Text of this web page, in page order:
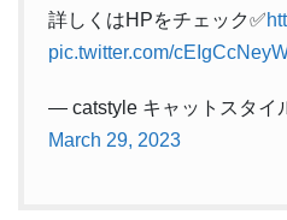
詳しくはHPをチェック✅
pic.twitter.com/
— catstyle キャットスタイ
March 29, 2023